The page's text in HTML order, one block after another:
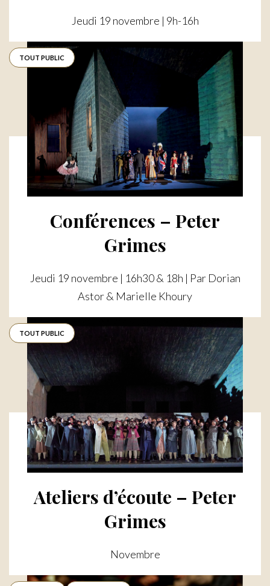
Jeudi 19 novembre | 9h-16h
TOUT PUBLIC
Conférences – Peter
Grimes
Jeudi 19 novembre | 16h30 & 18h | Par Dorian
Astor & Marielle Khoury
TOUT PUBLIC
Ateliers d’écoute – Peter
Grimes
Novembre